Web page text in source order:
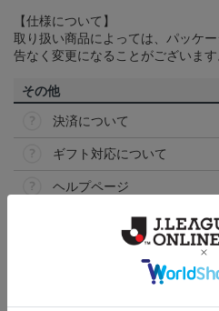
【仕様について】
取り扱い商品によっては、パッケ
告なく変更になることがございます
その他
決済について
ギフト対応について
ヘルプページ